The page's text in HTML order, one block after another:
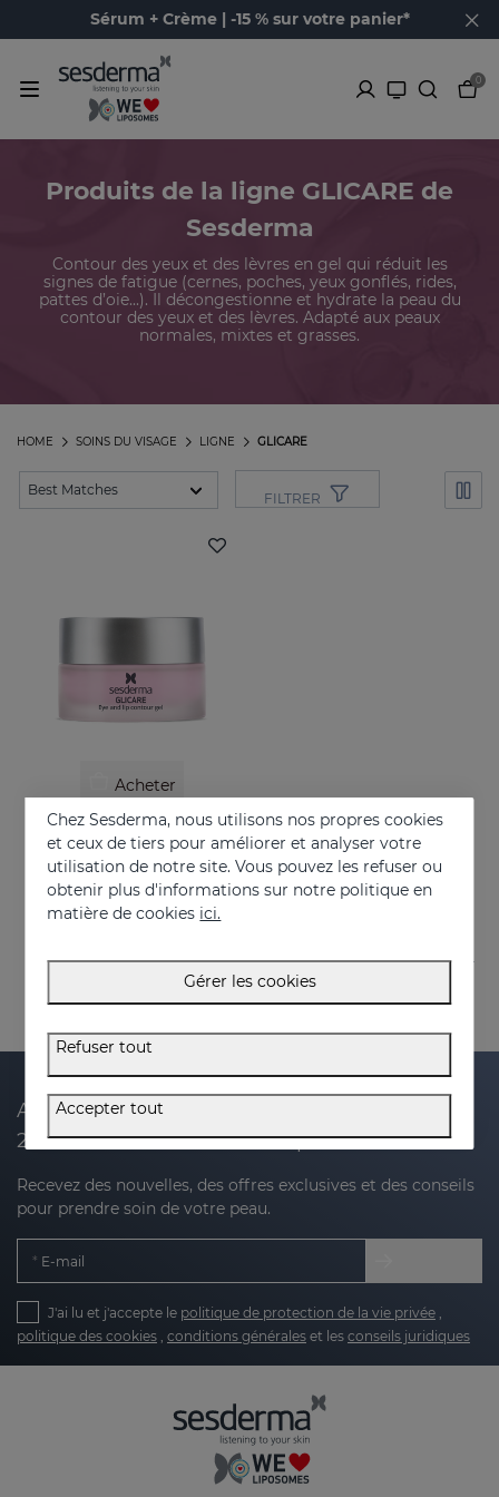
Sérum + Crème | -15 % sur votre panier*
0
Produits de la ligne GLICARE de
Sesderma
Contour des yeux et des lèvres en gel qui réduit les
signes de fatigue (cernes, poches, yeux gonflés, rides,
pattes d’oie...). Il décongestionne et hydrate la peau du
contour des yeux et des lèvres. Adapté aux peaux
normales, mixtes et grasses.
GLICARE
LIGNE
SOINS DU VISAGE
HOME
FILTRER
Acheter
GLICARE Gel Contour Des Yeux Et Des Lèvres
De la fraîcheur dans le regard
41.95 €
Abonnez-vous à notre newsletter et recevez
20 % de réduction sur votre prochain achat
Recevez des nouvelles, des offres exclusives et des conseils
pour prendre soin de votre peau.
E-mail
J'ai lu et j'accepte le politique de protection de la vie privée ,
politique des cookies , conditions générales et les conseils juridiques
Chez Sesderma, nous utilisons nos propres cookies
et ceux de tiers pour améliorer et analyser votre
utilisation de notre site. Vous pouvez les refuser ou
obtenir plus d'informations sur notre politique en
matière de cookies ici.
Gérer les cookies
Refuser tout
Accepter tout